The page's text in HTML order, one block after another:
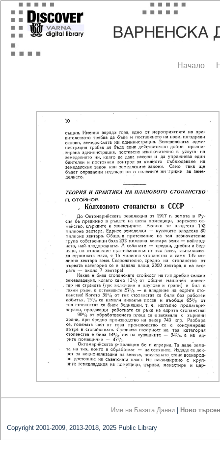
Начало
Име на Базата Данни Ново
Copyright 2001-2009, 2013-2018, 2025 Public Library